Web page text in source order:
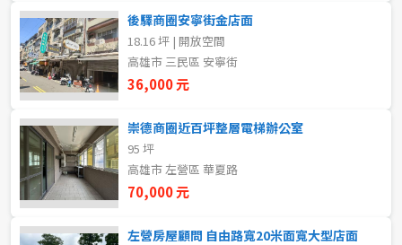
新竹縣
苗栗縣
彰化縣
南投縣
雲林縣
雅房 其他住宅 店面
辦公 住辦 廠房
坪數
不拘
後驛商圈安寧街金店面
18.16 坪 | 開放空間
高雄市 三民區 安寧街
36,000 元
崇德商圈近百坪整層電梯辦公室
95 坪
高雄市 左營區 華夏路
70,000 元
左營房屋顧問 自由路寬20米面寬大型店面